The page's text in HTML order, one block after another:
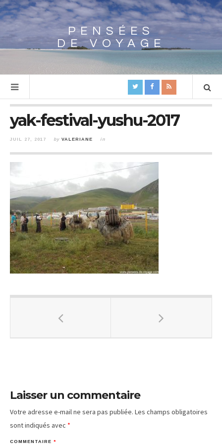
Array
PENSÉES
DE VOYAGE
yak-festival-yushu-2017
JUIL 27, 2017 by VALERIANE in
Laisser un commentaire
Votre adresse e-mail ne sera pas publiée. Les champs obligatoires
sont indiqués avec *
COMMENTAIRE *